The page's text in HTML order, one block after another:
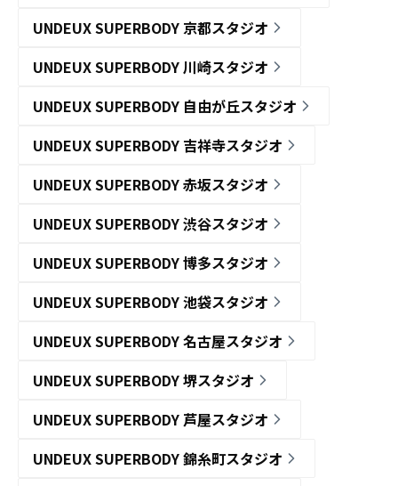
UNDEUX SUPERBODY 京都スタジオ
UNDEUX SUPERBODY 川崎スタジオ
UNDEUX SUPERBODY 自由が丘スタジオ
UNDEUX SUPERBODY 吉祥寺スタジオ
UNDEUX SUPERBODY 赤坂スタジオ
UNDEUX SUPERBODY 渋谷スタジオ
UNDEUX SUPERBODY 博多スタジオ
UNDEUX SUPERBODY 池袋スタジオ
UNDEUX SUPERBODY 名古屋スタジオ
UNDEUX SUPERBODY 堺スタジオ
UNDEUX SUPERBODY 芦屋スタジオ
UNDEUX SUPERBODY 錦糸町スタジオ